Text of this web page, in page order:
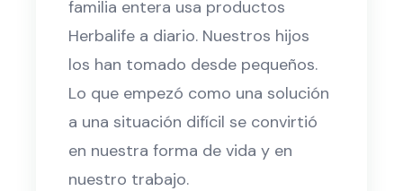
familia entera usa productos
Herbalife a diario. Nuestros hijos
los han tomado desde pequeños.
Lo que empezó como una solución
a una situación difícil se convirtió
en nuestra forma de vida y en
nuestro trabajo.